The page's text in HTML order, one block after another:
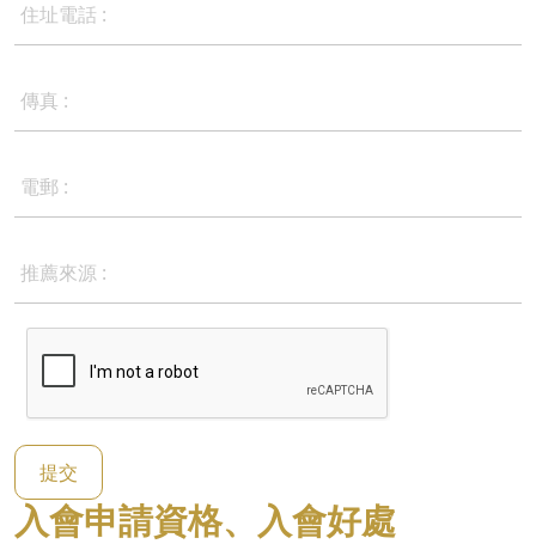
住址電話 :
傳真 :
電郵 :
推薦來源 :
提交
入會申請資格、入會好處